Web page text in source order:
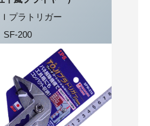
プラトリガー
SF-200